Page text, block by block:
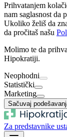
Prihvatanjem
nam saglasnost da
Ukoliko želiš da
da pročitaš našu
Molimo te da
Hipokratiji.
Neophodni
Statistički
Marketing
Sačuvaj
Za predstavnike